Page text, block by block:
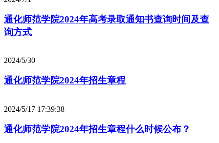
通化师范学院2024年高考录取通知书查询时间及查
询方式
2024/5/30
通化师范学院2024年招生章程
2024/5/17 17:39:38
通化师范学院2024年招生章程什么时候公布？